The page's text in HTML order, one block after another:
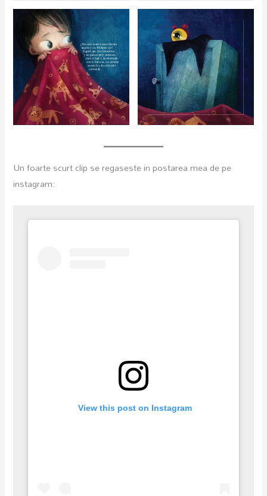
Un foarte scurt clip se regaseste in postarea mea de pe
instagram:
View this post on Instagram